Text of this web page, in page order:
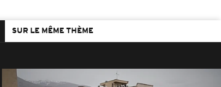
SUR LE MÊME THÈME